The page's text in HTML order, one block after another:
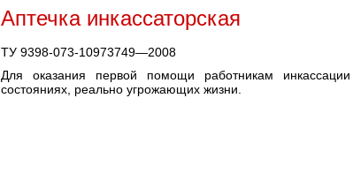
Аптечка инкассаторская
ТУ 9398-073-10973749—2008
Для оказания первой помощи работникам
состояниях, реально угрожающих жизни.